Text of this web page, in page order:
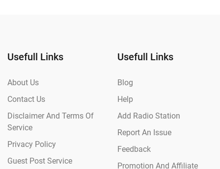
Usefull Links
About Us
Contact Us
Disclaimer And Terms Of
Service
Privacy Policy
Guest Post Service
Usefull Links
Blog
Help
Add Radio Station
Report An Issue
Feedback
Promotion And Affiliate